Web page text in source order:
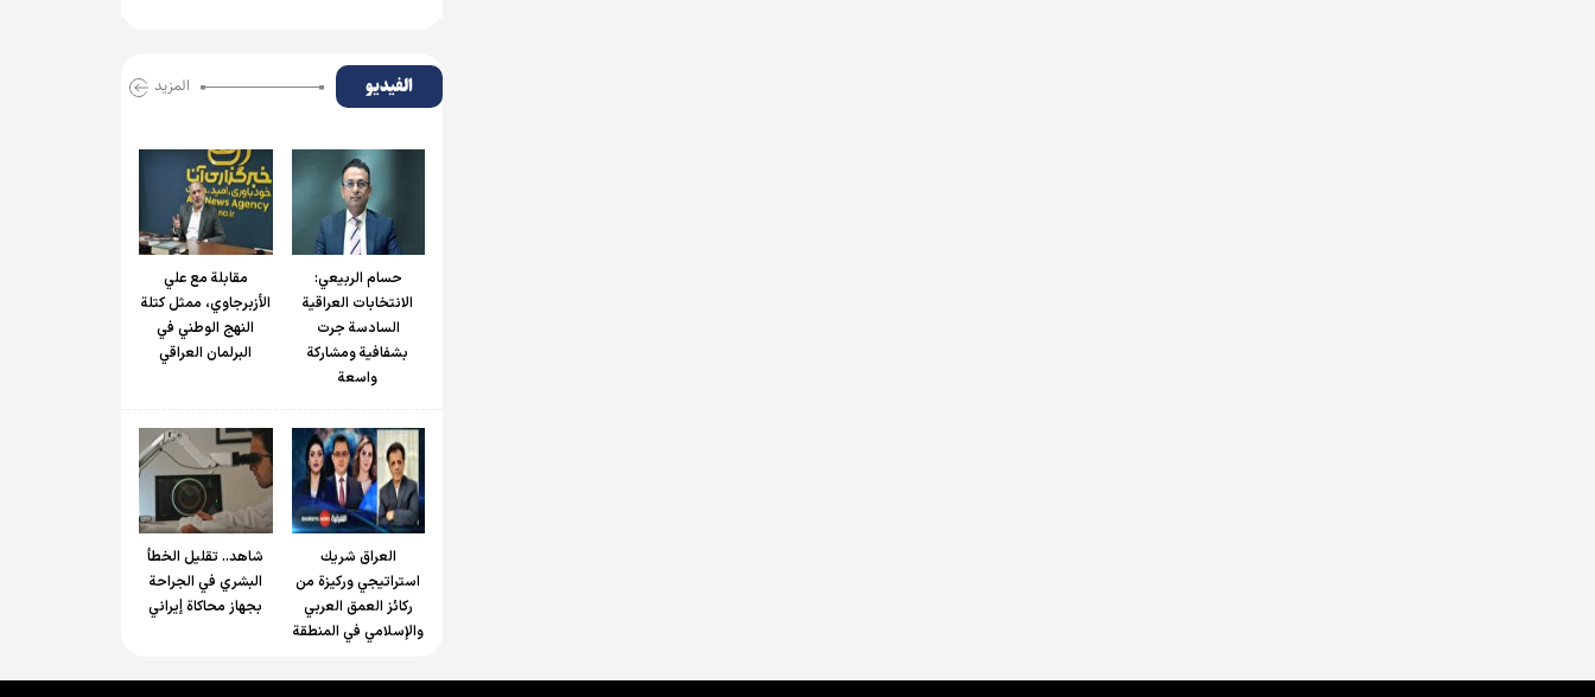
الفیدیو المزید
حسام الربیعي:
الانتخابات العراقية
السادسة جرت
بشفافية ومشاركة
واسعة
مقابلة مع علي
الأزبرجاوي، ممثل كتلة
النهج الوطني في
البرلمان العراقي
العراق شريك
استراتيجي وركيزة من
ركائز العمق العربي
والإسلامي في المنطقة
شاهد.. تقليل الخطأ
البشري في الجراحة
بجهاز محاكاة إيراني